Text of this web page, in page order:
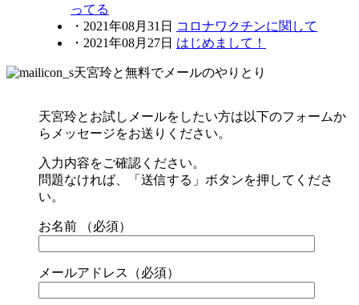
ってる
・ 2021年08月31日 コロナワクチンに関して
・ 2021年08月27日 はじめまして！
天宮玲と無料でメールのやりとり
天宮玲とお試しメールをしたい方は以下のフォームか
らメッセージをお送りください。
入力内容をご確認ください。
問題なければ、「送信する」ボタンを押してくださ
い。
お名前 （必須）
メールアドレス（必須）